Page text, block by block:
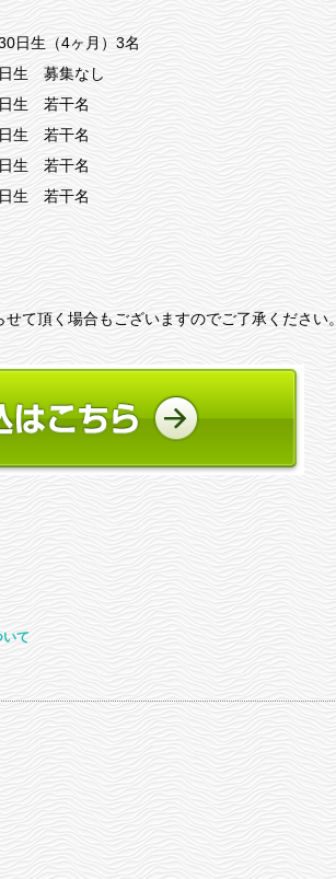
日生（4ヶ月）3名
生 募集なし
生 若干名
生 若干名
生 若干名
生 若干名
て頂く場合もございますのでご了承ください。
て